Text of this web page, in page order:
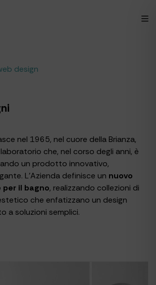
design
nel 1965, nel cuore della Brianza,
che, nel corso degli anni, è
un prodotto innovativo,
L’Azienda definisce un nuovo
il bagno, realizzando collezioni di
che enfatizzano un design
a soluzioni semplici.